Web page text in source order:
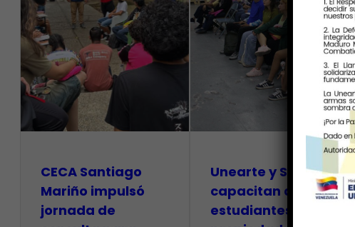
CECA Santiago
Mariño impulsó
jornada de
Unearte y SAPI
capacitan a
estudiantes sobre